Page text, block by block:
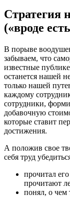
Стратегия
(«вроде
В порыве
забываем, что
известные
останется нашей
только нашей
каждому
сотрудники,
добавочную
которые ставит
достижения.
А положив свое
себя труд
прочитал
прочитают
понял, о чем